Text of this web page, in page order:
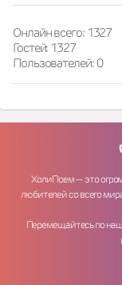
Онлайн всего: 1327
Гостей: 1327
Пользователей: 0
ХолиПоем — это
любителей со всего
Перемещайтесь по